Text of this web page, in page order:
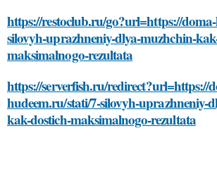
https://restoclub.ru/go?url=https://
silovyh-uprazhneniy-dlya-muzhchin-
maksimalnogo-rezultata
https://serverfish.ru/redirect?url=https://
hudeem.ru/stati/7-silovyh-uprazhneniy-
kak-dostich-maksimalnogo-rezultata